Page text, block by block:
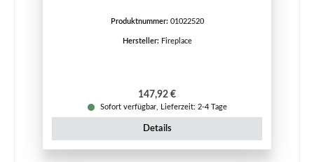
Produktnummer: 01022520
Hersteller: Fireplace
Regulärer Preis:
147,92 €
Sofort verfügbar, Lieferzeit: 2-4 Tage
Details